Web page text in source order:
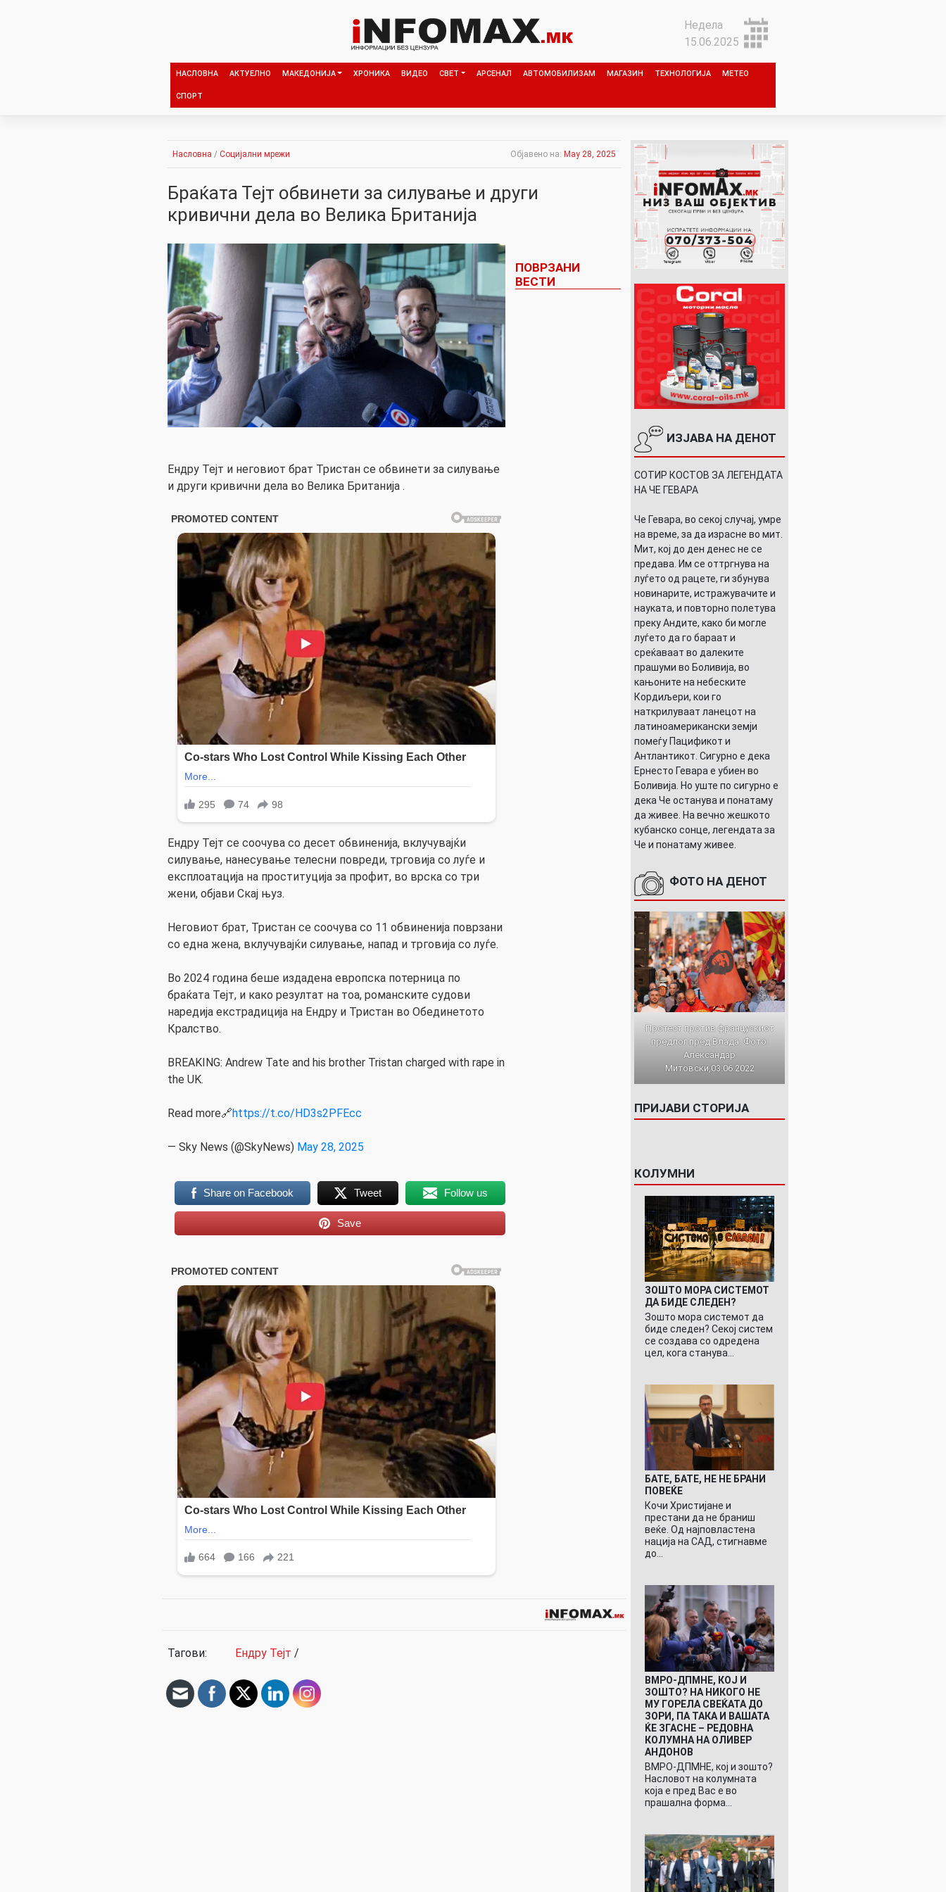
Недела
15.06.2025
НАСЛОВНА АКТУЕЛНО МАКЕДОНИЈА ХРОНИКА ВИДЕО СВЕТ АРСЕНАЛ АВТОМОБИЛИЗАМ МАГАЗИН ТЕХНОЛОГИЈА МЕТЕО
СПОРТ
Насловна / Социјални мрежи Објавено на: May 28, 2025
Браќата Тејт обвинети за силување и други
кривични дела во Велика Британија
Ендру Тејт и неговиот брат Тристан се обвинети за силување
и други кривични дела во Велика Британија .
Ендру Тејт се соочува со десет обвиненија, вклучувајќи
силување, нанесување телесни повреди, трговија со луѓе и
експлоатација на проституција за профит, во врска со три
жени, објави Скај њуз.
Неговиот брат, Тристан се соочува со 11 обвиненија поврзани
со една жена, вклучувајќи силување, напад и трговија со луѓе.
Во 2024 година беше издадена европска потерница по
браќата Тејт, и како резултат на тоа, романските судови
наредија екстрадиција на Ендру и Тристан во Обединетото
Кралство.
BREAKING: Andrew Tate and his brother Tristan charged with rape in
the UK.
Read more🔗https://t.co/HD3s2PFEcc
— Sky News (@SkyNews) May 28, 2025
Share on Facebook Tweet Follow us
Save
ПОВРЗАНИ
ВЕСТИ
Тагови: Ендру Тејт /
ИЗЈАВА НА ДЕНОТ
СОТИР КОСТОВ ЗА ЛЕГЕНДАТА
НА ЧЕ ГЕВАРА
Че Гевара, во секој случај, умре
на време, за да израсне во мит.
Мит, кој до ден денес не се
предава. Им се оттргнува на
луѓето од рацете, ги збунува
новинарите, истражувачите и
науката, и повторно полетува
преку Андите, како би могле
луѓето да го бараат и
среќаваат во далеките
прашуми во Боливија, во
кањоните на небеските
Кордиљери, кои го
наткрилуваат ланецот на
латиноамерикански земји
помеѓу Пацификот и
Антлантикот. Сигурно е дека
Ернесто Гевара е убиен во
Боливија. Но уште по сигурно е
дека Че останува и понатаму
да живее. На вечно жешкото
кубанско сонце, легендата за
Че и понатаму живее.
ФОТО НА ДЕНОТ
Протест против францускиот
предлог пред Влада. Фото:
Александар
Митовски,03.06.2022
ПРИЈАВИ СТОРИЈА
КОЛУМНИ
ЗОШТО МОРА СИСТЕМОТ
ДА БИДЕ СЛЕДЕН?
Зошто мора системот да
биде следен? Секој систем
се создава со одредена
цел, кога станува…
БАТЕ, БАТЕ, НЕ НЕ БРАНИ
ПОВЕЌЕ
Кочи Христијане и
престани да не браниш
веќе. Од најповластена
нација на САД, стигнавме
до…
ВМРО-ДПМНЕ, КОЈ И
ЗОШТО? НА НИКОГО НЕ
МУ ГОРЕЛА СВЕЌАТА ДО
ЗОРИ, ПА ТАКА И ВАШАТА
ЌЕ ЗГАСНЕ – РЕДОВНА
КОЛУМНА НА ОЛИВЕР
АНДОНОВ
ВМРО-ДПМНЕ, кој и зошто?
Насловот на колумната
која е пред Вас е во
прашална форма…